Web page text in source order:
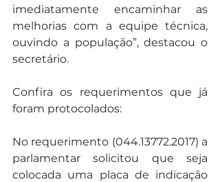
imediatamente encaminhar as
melhorias com a equipe técnica,
ouvindo a população”, destacou o
secretário.
Confira os requerimentos que já
foram protocolados:
No requerimento (044.13772.2017) a
parlamentar solicitou que seja
colocada uma placa de indicação